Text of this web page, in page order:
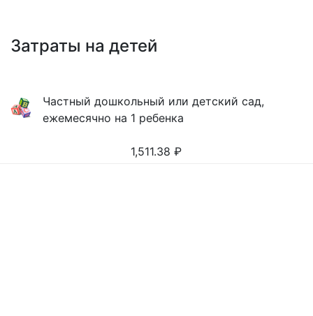
Затраты на детей
Частный дошкольный или детский сад,
ежемесячно на 1 ребенка
1,511.38 ₽